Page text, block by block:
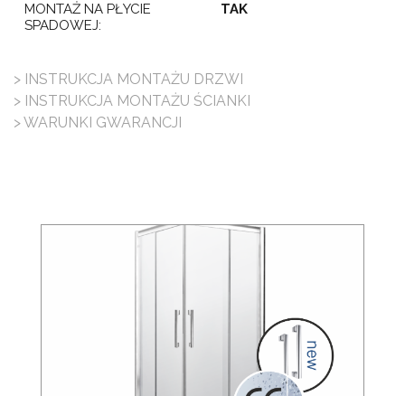
MONTAŻ NA PŁYCIE
SPADOWEJ:
TAK
> INSTRUKCJA MONTAŻU DRZWI
> INSTRUKCJA MONTAŻU ŚCIANKI
> WARUNKI GWARANCJI